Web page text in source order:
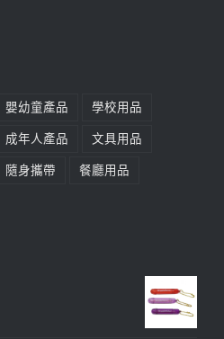
嬰幼童產品 學校用品
成年人產品 文具用品
隨身攜帶 餐廳用品